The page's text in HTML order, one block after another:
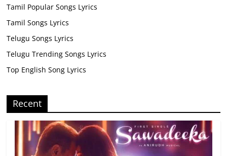
Tamil Popular Songs Lyrics
Tamil Songs Lyrics
Telugu Songs Lyrics
Telugu Trending Songs Lyrics
Top English Song Lyrics
Recent